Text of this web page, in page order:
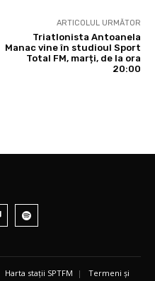
ARTICOLUL URMĂTOR
Triatlonista Antoanela
Manac vine în studioul Sport
Total FM, marți, de la ora
20:00
Harta stații SPTFM | Termeni și